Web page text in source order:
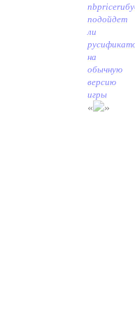
nbpriceru
подойдет
ли
на
обычную
версию
игры